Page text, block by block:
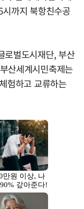
까지 북항친수공
로벌도시재단, 부산
산세계시민축제는
험하고 교류하는